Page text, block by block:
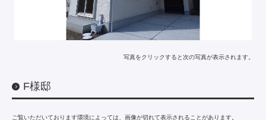
写真をクリックすると次の写真が表示されます。
F様邸
ご覧いただいております環境によっては、画像が切れて表示されることがあります。